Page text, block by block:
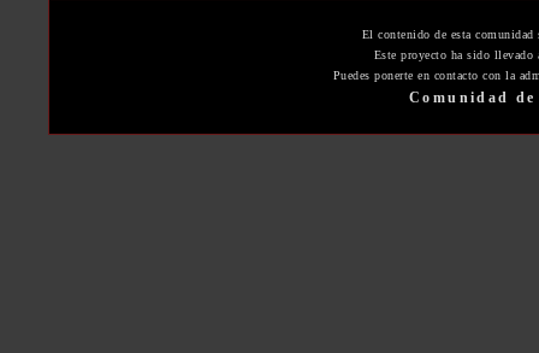
El contenido de esta
Este proyecto ha sido
Puedes ponerte en contacto con la
Comunidad